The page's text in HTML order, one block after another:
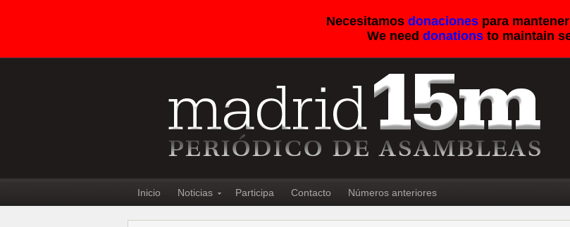
Necesitamos donacionespara
We need donationsto maintain
Inicio Noticias Participa Contacto Números anteriores